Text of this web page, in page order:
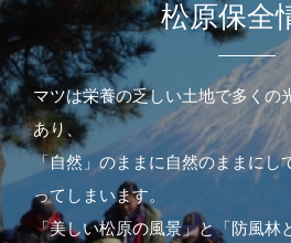
松原保全
マツは栄養の乏しい土地で多くの
あり、
「自然」のままに自然のままにし
ってしまいます。
「美しい松原の風景」と「防風林